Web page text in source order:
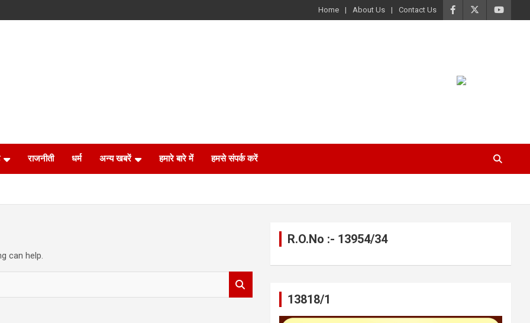
Home About Us Contact Us
राजनीती धर्म अन्य खबरें हमारे बारे में हमसे संपर्क करें
can help.
R.O.No :- 13954/34
13818/1